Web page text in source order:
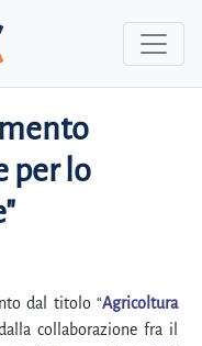
per lo
dal titolo “Agricoltura
collaborazione fra il